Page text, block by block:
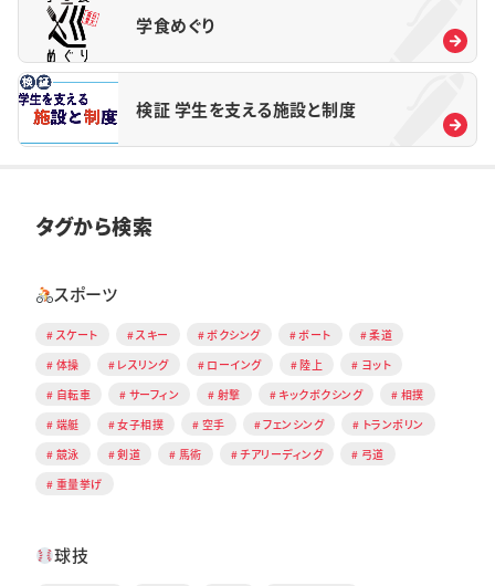
学食めぐり
検証 学生を支える施設と制度
タグから検索
スポーツ
スケート スキー ボクシング ボート
柔道
体操
レスリング ローイング 陸上
ヨット
自転車
サーフィン 射撃 キックボクシング
相撲
端艇
女子相撲 空手 フェンシング
トランポリン
競泳
剣道 馬術 チアリーディング
弓道
重量挙げ
球技